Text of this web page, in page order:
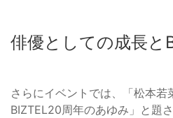
俳優としての成長と
さらにイベントでは、「松本若
BIZTEL20周年のあゆみ」と題